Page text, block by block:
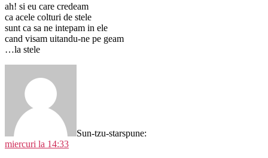
ah! si eu care credeam
ca acele colturi de stele
sunt ca sa ne intepam in ele
cand visam uitandu-ne pe geam
…la stele
Sun-tzu-starspune:
miercuri la 14:33